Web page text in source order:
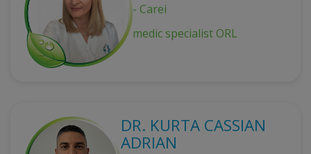
- Carei
medic specialist ORL
DR. KURTA CASSIAN
ADRIAN